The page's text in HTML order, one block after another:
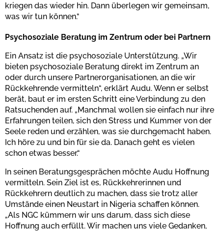
kriegen das wieder hin. Dann überlegen wir gemeinsam,
was wir tun können.“
Psychosoziale Beratung im Zentrum oder bei Partnern
Ein Ansatz ist die psychosoziale Unterstützung. „Wir
bieten psychosoziale Beratung direkt im Zentrum an
oder durch unsere Partnerorganisationen, an die wir
Rückkehrende vermitteln“, erklärt Audu. Wenn er selbst
berät, baut er im ersten Schritt eine Verbindung zu den
Ratsuchenden auf. „Manchmal wollen sie einfach nur ihre
Erfahrungen teilen, sich den Stress und Kummer von der
Seele reden und erzählen, was sie durchgemacht haben.
Ich höre zu und bin für sie da. Danach geht es vielen
schon etwas besser.“
In seinen Beratungsgesprächen möchte Audu Hoffnung
vermitteln. Sein Ziel ist es, Rückkehrerinnen und
Rückkehrern deutlich zu machen, dass sie trotz aller
Umstände einen Neustart in Nigeria schaffen können.
„Als NGC kümmern wir uns darum, dass sich diese
Hoffnung auch erfüllt. Wir machen uns viele Gedanken,